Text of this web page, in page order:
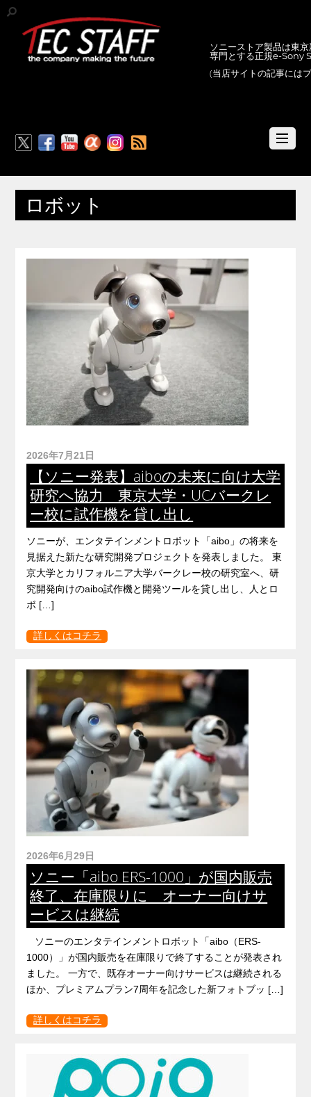
ソニーストア製品は東
専門とする正規e-Sony
(当店サイトの記事には
ロボット
2026年7月21日
【ソニー発表】aiboの未来に向け大学
研究へ協力 東京大学・UCバークレ
ー校に試作機を貸し出し
ソニーが、エンタテインメントロボット「aibo」の将来を
見据えた新たな研究開発プロジェクトを発表しました。 東
京大学とカリフォルニア大学バークレー校の研究室へ、研
究開発向けのaibo試作機と開発ツールを貸し出し、人とロ
ボ […]
詳しくはコチラ
2026年6月29日
ソニー「aibo ERS-1000」が国内販売
終了、在庫限りに オーナー向けサ
ービスは継続
ソニーのエンタテインメントロボット「aibo（ERS-
1000）」が国内販売を在庫限りで終了することが発表され
ました。 一方で、既存オーナー向けサービスは継続される
ほか、プレミアムプラン7周年を記念した新フォトブッ […]
詳しくはコチラ